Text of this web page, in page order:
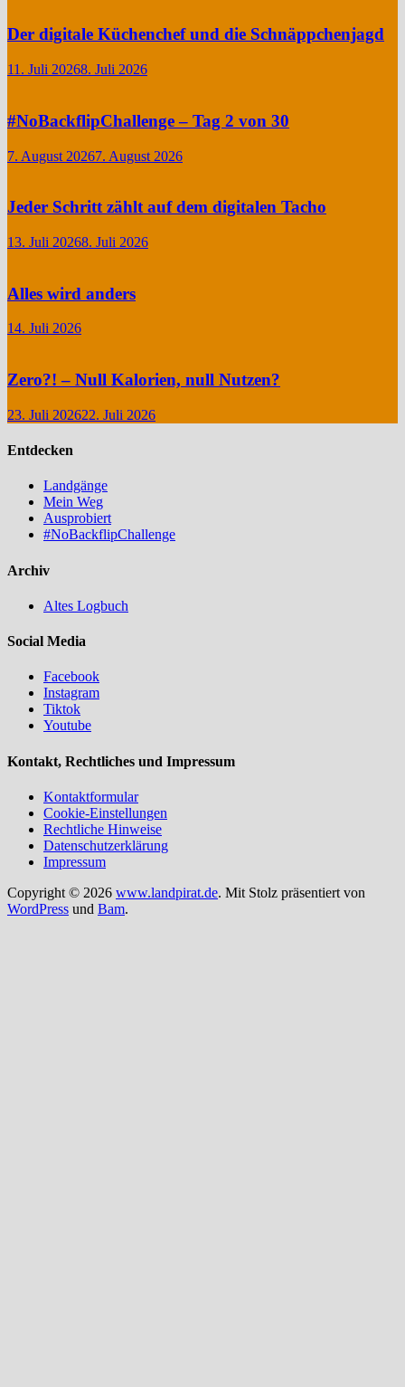
Der digitale Küchenchef und die Schnäppchenjagd
11. Juli 20268. Juli 2026
#NoBackflipChallenge – Tag 2 von 30
7. August 20267. August 2026
Jeder Schritt zählt auf dem digitalen Tacho
13. Juli 20268. Juli 2026
Alles wird anders
14. Juli 2026
Zero?! – Null Kalorien, null Nutzen?
23. Juli 202622. Juli 2026
Entdecken
Landgänge
Mein Weg
Ausprobiert
#NoBackflipChallenge
Archiv
Altes Logbuch
Social Media
Facebook
Instagram
Tiktok
Youtube
Kontakt, Rechtliches und Impressum
Kontaktformular
Cookie-Einstellungen
Rechtliche Hinweise
Datenschutzerklärung
Impressum
Copyright © 2026 www.landpirat.de. Mit Stolz präsentiert von
WordPress und Bam.